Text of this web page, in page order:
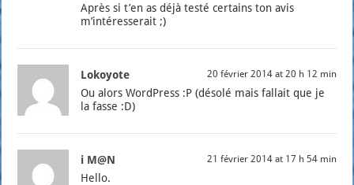
Après si t’en as déjà tes­té cer­tains ton avis
m’intéresserait ;)
Lokoyote 20 février 2014 at 20 h 12 min
Ou alors Word­Press :P (déso­lé mais fal­lait que je
la fasse :D)
i M@N 21 février 2014 at 17 h 54 min
Hel­lo.